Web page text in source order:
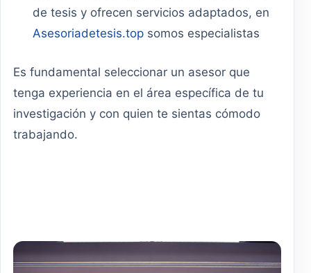
de tesis y ofrecen servicios adaptados, en
Asesoriadetesis.top somos especialistas
Es fundamental seleccionar un asesor que
tenga experiencia en el área específica de tu
investigación y con quien te sientas cómodo
trabajando.